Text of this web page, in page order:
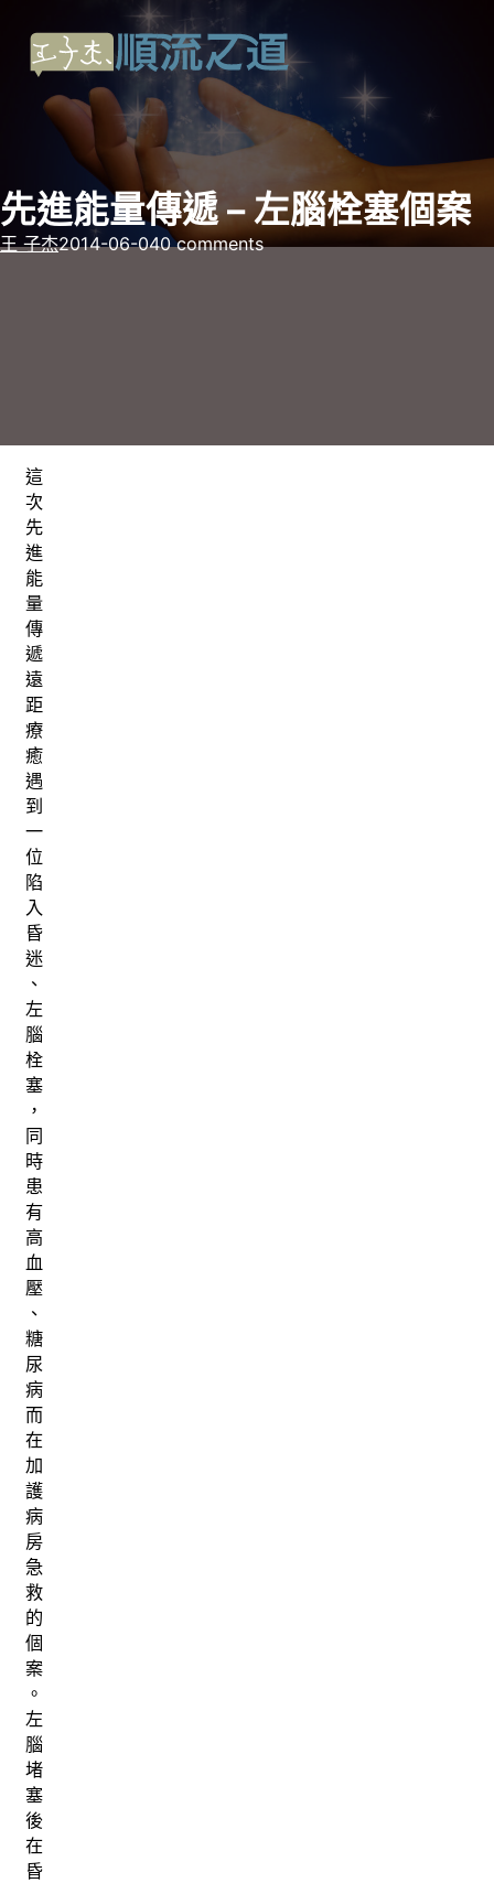
先進能量傳遞 – 左腦栓塞個案
王 子杰2014-06-040 comments
這
次
先
進
能
量
傳
遞
遠
距
療
癒
遇
到
一
位
陷
入
昏
迷
、
左
腦
栓
塞
，
同
時
患
有
高
血
壓
、
糖
尿
病
而
在
加
護
病
房
急
救
的
個
案
。
左
腦
堵
塞
後
在
昏